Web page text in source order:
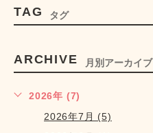
TAG タグ
ARCHIVE 月別アーカイブ
2026年 (7)
2026年7月 (5)